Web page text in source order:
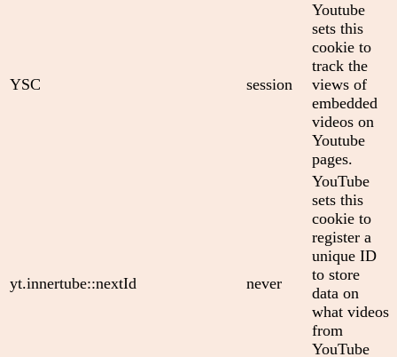
YSC session
Youtube
sets this
cookie to
track the
views of
embedded
videos on
Youtube
pages.
yt.innertube::nextId never
YouTube
sets this
cookie to
register a
unique ID
to store
data on
what videos
from
YouTube